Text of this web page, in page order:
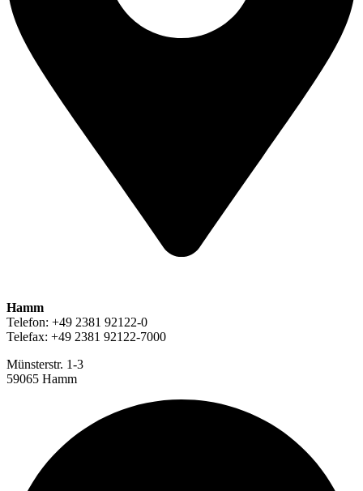
Hamm
Telefon: +49 2381 92122-0
Telefax: +49 2381 92122-7000
Münsterstr. 1-3
59065 Hamm